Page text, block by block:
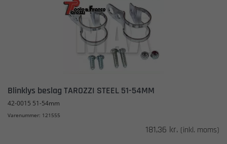
Blinklys beslag TAROZZI STEEL 51-54MM
42-0015 51-54mm
Varenummer: 121555
181,36 kr. (inkl. moms)